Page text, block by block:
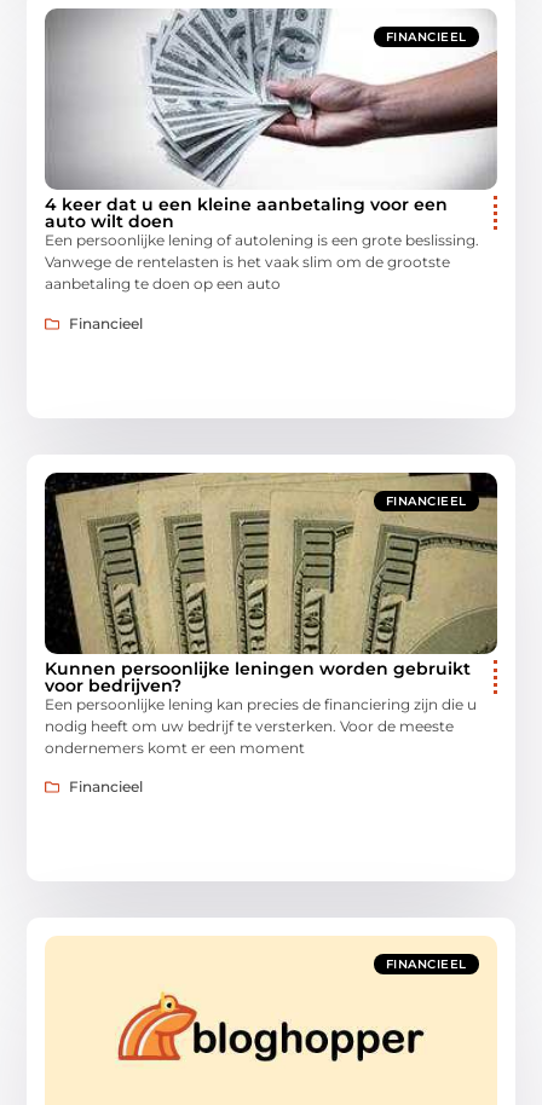
FINANCIEEL
4 keer dat u een kleine aanbetaling voor een
auto wilt doen
Een persoonlijke lening of autolening is een grote beslissing.
Vanwege de rentelasten is het vaak slim om de grootste
aanbetaling te doen op een auto
Financieel
FINANCIEEL
Kunnen persoonlijke leningen worden gebruikt
voor bedrijven?
Een persoonlijke lening kan precies de financiering zijn die u
nodig heeft om uw bedrijf te versterken. Voor de meeste
ondernemers komt er een moment
Financieel
FINANCIEEL